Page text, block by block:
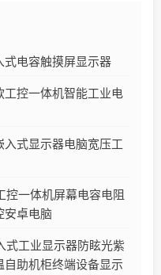
式电容触摸屏显示器
工控一体机智能工业电
入式显示器电脑宽压工
控一体机屏幕电容电阻
安卓电脑
式工业显示器防眩光紫
助机柜终端设备显示